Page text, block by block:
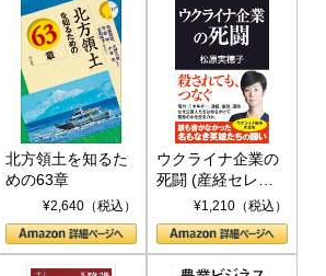
北方領土を知るた
めの63章
¥2,640（税込）
ウクライナ企業の
死闘 (産経セレク
ト S 039)¥1,210（税込）